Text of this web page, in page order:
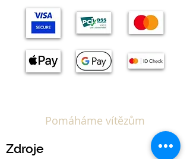
Pomáháme vítězům
Zdroje